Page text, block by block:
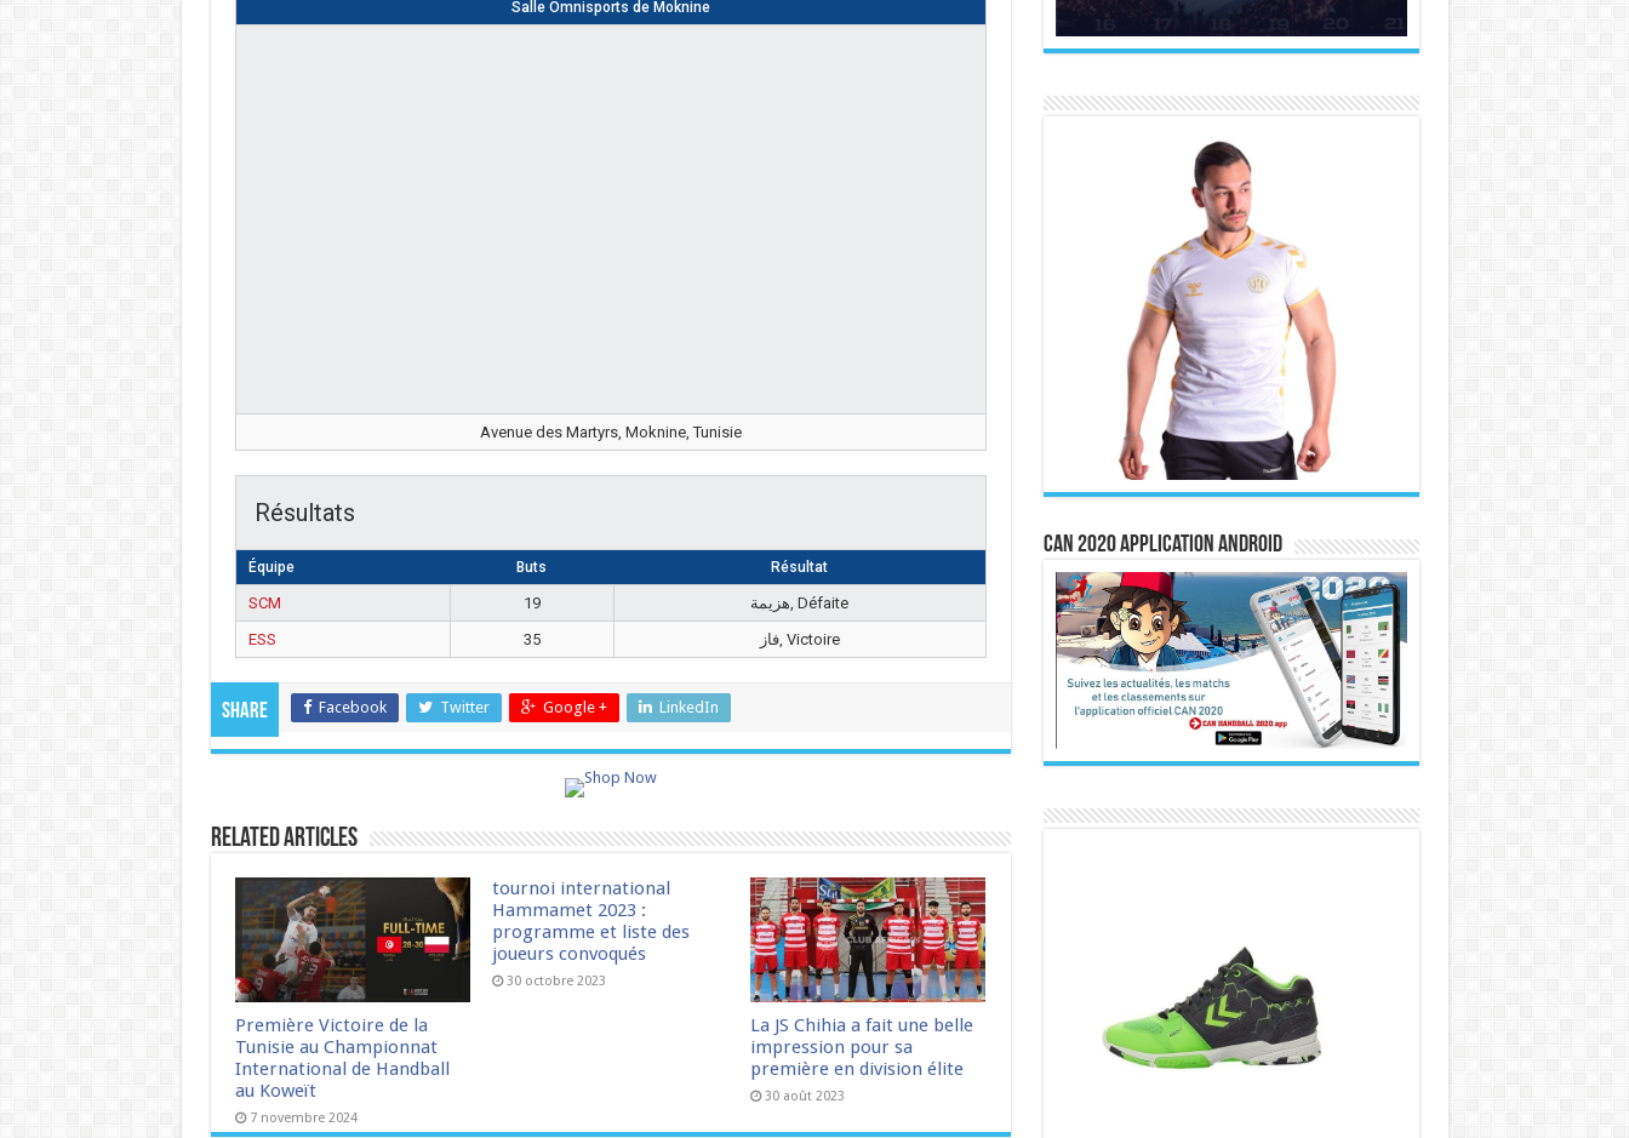
Salle Omnisports de Moknine
Avenue des Martyrs, Moknine, Tunisie
Résultats
Équipe Buts Résultat
SCM 19
هزيمة, Défaite
ESS
35 فاز, Victoire
Share Facebook Twitter Google + LinkedIn
Related Articles
Première Victoire de la
Tunisie au Championnat
International de Handball
au Koweït
7 novembre 2024
tournoi international
Hammamet 2023 :
programme et liste des
joueurs convoqués
30 octobre 2023
La JS Chihia a fait une belle
impression pour sa
première en division élite
30 août 2023
CAN 2020 Application Android